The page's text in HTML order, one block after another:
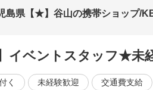
島県【★】谷山の携帯ショップ/
イベントスタッフ★
く 未経験歓迎 交通費支給